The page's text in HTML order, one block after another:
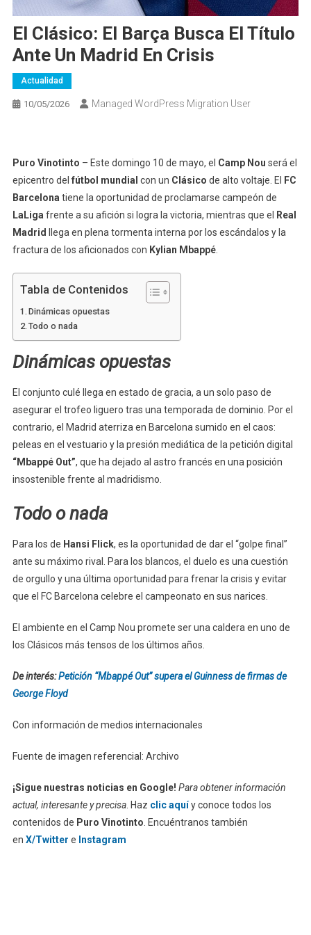
El Clásico: El Barça Busca El Título
Ante Un Madrid En Crisis
Actualidad
10/05/2026 Managed WordPress Migration User
Puro Vinotinto – Este domingo 10 de mayo, el Camp Nou será el
epicentro del fútbol mundial con un Clásico de alto voltaje. El
FC
Barcelonatiene la oportunidad de proclamarse campeón de
LaLigafrente a su afición si logra la victoria, mientras que el
Real
Madrid
llega en plena tormenta interna por los escándalos y la
fractura de los aficionados con Kylian Mbappé.
Tabla de Contenidos
Dinámicas opuestas
Todo o nada
Dinámicas opuestas
El conjunto culé llega en estado de gracia, a un solo paso de
asegurar el trofeo liguero tras una temporada de dominio. Por el
contrario, el Madrid aterriza en Barcelona sumido en el caos:
peleas en el vestuario y la presión mediática de la petición digital
“Mbappé Out”, que ha dejado al astro francés en una posición
insostenible frente al madridismo.
Todo o nada
Para los de Hansi Flick, es la oportunidad de dar el “golpe final”
ante su máximo rival. Para los blancos, el duelo es una cuestión
de orgullo y una última oportunidad para frenar la crisis y evitar
que el FC Barcelona celebre el campeonato en sus narices.
El ambiente en el Camp Nou promete ser una caldera en uno de
los Clásicos más tensos de los últimos años.
De interés:Petición “Mbappé Out” supera el Guinness de firmas de
George Floyd
Con información de medios internacionales
Fuente de imagen referencial: Archivo
¡Sigue nuestras noticias en Google! Para obtener información
actual, interesante y precisa. Haz clic aquíy conoce todos los
contenidos de Puro Vinotinto. Encuéntranos también
en X/Twitter e Instagram